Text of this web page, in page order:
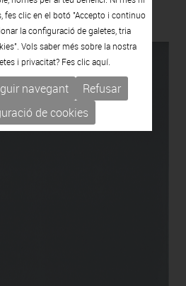
fes clic en el botó "Accepto i continuo
la configuració de galetes, tria
Vols saber més sobre la nostra
i privacitat? Fes clicaquí.
navegant
Refusar
de cookies